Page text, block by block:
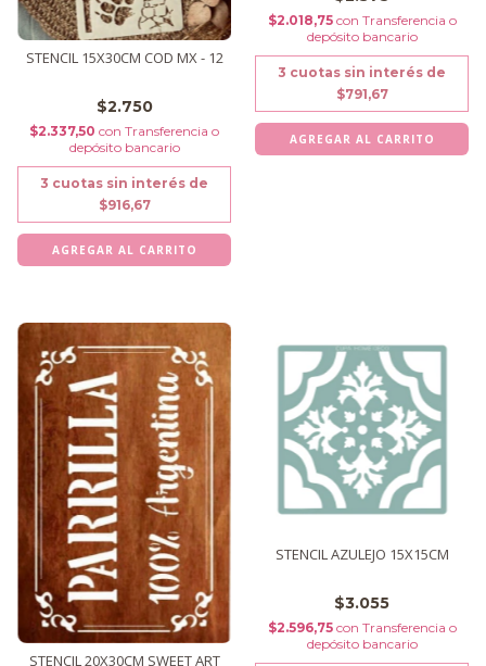
STENCIL 15X30CM COD MX - 12
$2.750
$2.337,50 con Transferencia o
depósito bancario
3 cuotas sin interés de
$916,67
$2.018,75 con Transferencia o
depósito bancario
3 cuotas sin interés de
$791,67
STENCIL 20X30CM SWEET ART
STENCIL AZULEJO 15X15CM
$3.055
$2.596,75 con Transferencia o
depósito bancario